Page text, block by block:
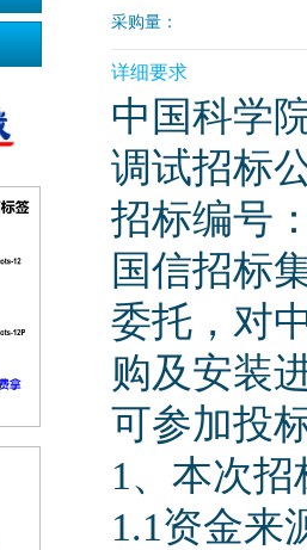
采购量：
详细要求
中国科学
调试招标
招标编号
国信招标
委托，对
购及安装
可参加投
1、本次
1.1资金来